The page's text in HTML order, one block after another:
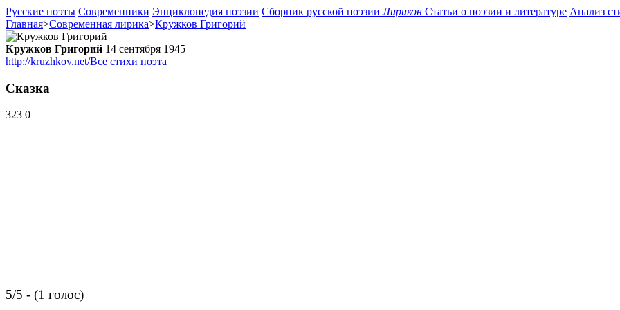
Русские поэты Современники Энциклопедия поэзии Сборник русской поэзии Лирикон Статьи о поэзии и литературе Анализ
Главная>Современная лирика>Кружков Григорий
Кружков Григорий 14 сентября 1945
http://kruzhkov.net/Все стихи поэта
Сказка
323 0
5/5 - (1 голос)